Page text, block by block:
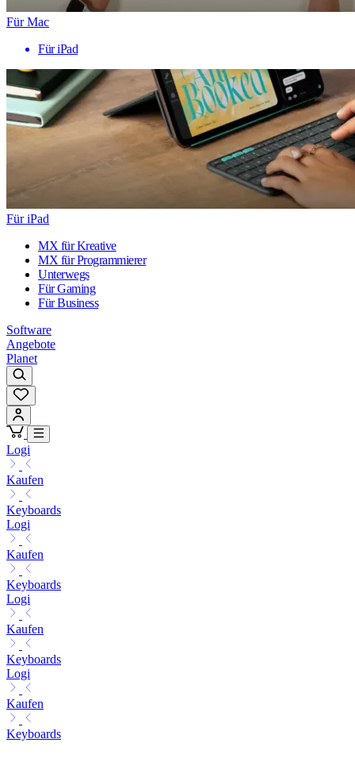
Für Mac
Für iPad
Für iPad
MX für Kreative
MX für Programmierer
Unterwegs
Für Gaming
Für Business
Software
Angebote
Planet
Logi
Kaufen
Keyboards
Logi
Kaufen
Keyboards
Logi
Kaufen
Keyboards
Logi
Kaufen
Keyboards